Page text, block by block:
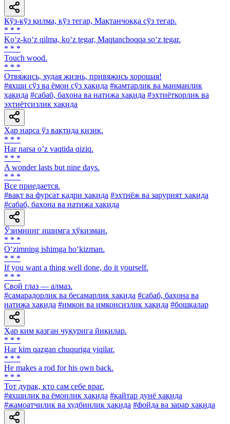
Кўз-кўз қилма, кўз тегар, Мақтанчоққа сўз тегар.
* * *
Ko‘z-ko‘z qilma, ko‘z tegar, Maqtanchoqqa so‘z tegar.
* * *
Touch wood.
* * *
Отвяжись, худая жизнь, привяжись хорошая!
#яхши сўз ва ёмон сўз ҳақида #камтарлик ва манманлик
ҳақида #сабаб, баҳона ва натижа ҳақида #эҳтиёткорлик ва
эҳтиётсизлик ҳақида
Ҳар нарса ўз вақтида қизиқ.
* * *
Har narsa oʼz vaqtida qiziq.
* * *
A wonder lasts but nine days.
* * *
Все приедается.
#вақт ва фурсат қадри ҳақида #эҳтиёж ва зарурият ҳақида
#сабаб, баҳона ва натижа ҳақида
Ўзимнинг ишимга ҳўкизман.
* * *
O‘zimning ishimga ho‘kizman.
* * *
If you want a thing well done, do it yourself.
* * *
Свой глаз — алмаз.
#самарадорлик ва бесамарлик ҳақида #сабаб, баҳона ва
натижа ҳақида #имкон ва имконсизлик ҳақида #бошқалар
Ҳар ким қазган чуқурига йиқилар.
* * *
Har kim qazgan chuquriga yiqilar.
* * *
He makes a rod for his own back.
* * *
Тот дурак, кто сам себе враг.
#яхшилик ва ёмонлик ҳақида #қайтар дунё ҳақида
#жамоатчилик ва худбинлик ҳақида #фойда ва зарар ҳақида